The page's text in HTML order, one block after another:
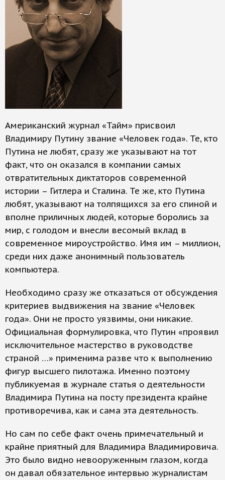
Американский журнал «Тайм» присвоил
Владимиру Путину звание «Человек года». Те, кто
Путина не любят, сразу же указывают на тот
факт, что он оказался в компании самых
отвратительных диктаторов современной
истории – Гитлера и Сталина. Те же, кто Путина
любят, указывают на толпящихся за его спиной и
вполне приличных людей, которые боролись за
мир, с голодом и внесли весомый вклад в
современное мироустройство. Имя им – миллион,
среди них даже анонимный пользователь
компьютера.
Необходимо сразу же отказаться от обсуждения
критериев выдвижения на звание «Человек
года». Они не просто уязвимы, они никакие.
Официальная формулировка, что Путин «проявил
исключительное мастерство в руководстве
страной …» применима разве что к выполнению
фигур высшего пилотажа. Именно поэтому
публикуемая в журнале статья о деятельности
Владимира Путина на посту президента крайне
противоречива, как и сама эта деятельность.
Но сам по себе факт очень примечательный и
крайне приятный для Владимира Владимировича.
Это было видно невооруженным глазом, когда
он давал обязательное интервью журналистам